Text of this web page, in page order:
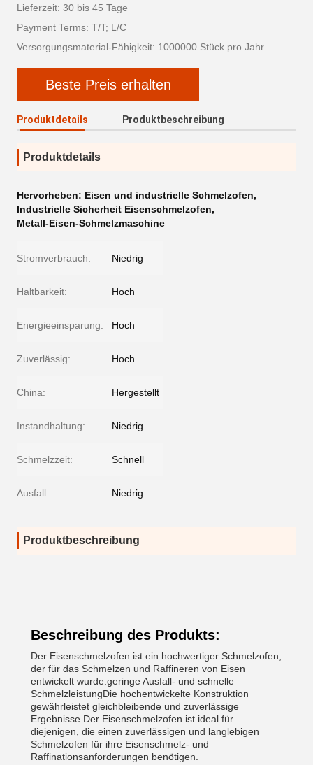
Lieferzeit: 30 bis 45 Tage
Payment Terms: T/T; L/C
Versorgungsmaterial-Fähigkeit: 1000000 Stück pro Jahr
Beste Preis erhalten
Produktdetails Produktbeschreibung
Produktdetails
Hervorheben: Eisen und industrielle Schmelzofen,
Industrielle Sicherheit Eisenschmelzofen,
Metall-Eisen-Schmelzmaschine
Stromverbrauch: Niedrig
Haltbarkeit: Hoch
Energieeinsparung: Hoch
Zuverlässig: Hoch
China: Hergestellt
Instandhaltung: Niedrig
Schmelzzeit: Schnell
Ausfall: Niedrig
Produktbeschreibung
Beschreibung des Produkts:
Der Eisenschmelzofen ist ein hochwertiger Schmelzofen,
der für das Schmelzen und Raffineren von Eisen
entwickelt wurde.geringe Ausfall- und schnelle
SchmelzleistungDie hochentwickelte Konstruktion
gewährleistet gleichbleibende und zuverlässige
Ergebnisse.Der Eisenschmelzofen ist ideal für
diejenigen, die einen zuverlässigen und langlebigen
Schmelzofen für ihre Eisenschmelz- und
Raffinationsanforderungen benötigen.